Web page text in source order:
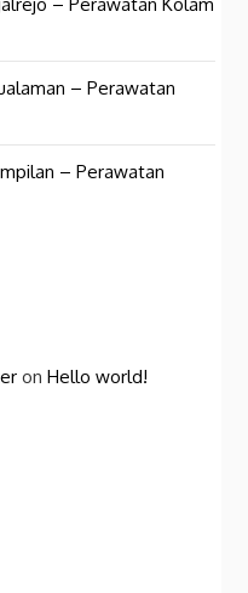
– Perawatan
– Perawatan
onHello world!